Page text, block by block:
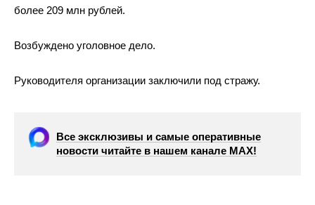
более 209 млн рублей.
Возбуждено уголовное дело.
Руководителя организации заключили под стражу.
Все эксклюзивы и самые оперативные
новости читайте в нашем канале МАХ!